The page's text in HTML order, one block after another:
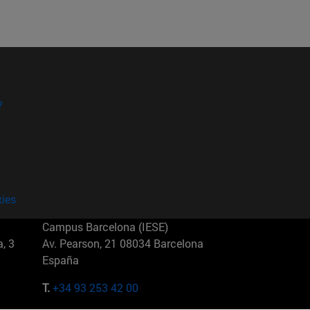
3
Campus Barcelona (IESE)
Av. Pearson, 21 08034 Barcelona
España
T.+34 93 253 42 00